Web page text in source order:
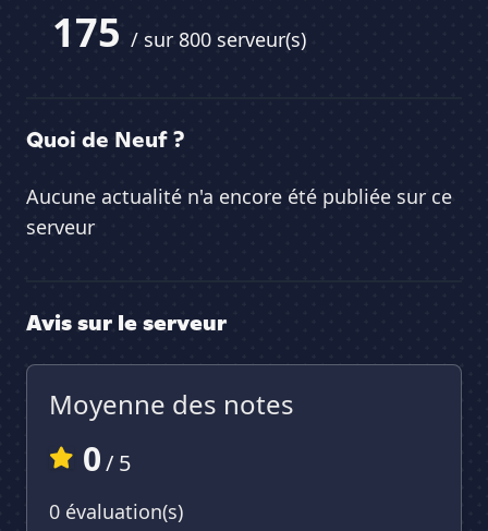
175 / sur 800 serveur(s)
Quoi de Neuf ?
Aucune actualité n'a encore été publiée sur ce
serveur
Avis sur le serveur
Moyenne des notes
0/ 5
0 évaluation(s)